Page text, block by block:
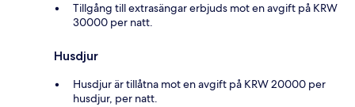
Tillgång till extrasängar erbjuds mot en avgift på KRW
30000 per natt.
Husdjur
Husdjur är tillåtna mot en avgift på KRW 20000 per
husdjur, per natt.